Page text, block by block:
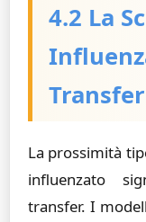
4.2 La
Transfer
La prossimità
influenzato
transfer. I